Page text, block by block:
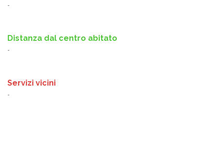
-
Distanza dal centro abitato
-
Servizi vicini
-